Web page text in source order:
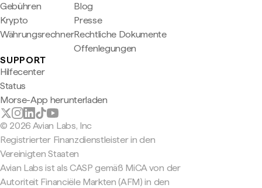
Gebühren
Krypto
Währungsrechner
Blog
Presse
Rechtliche Dokumente
Offenlegungen
SUPPORT
Hilfecenter
Status
Morse-App herunterladen
© 2026 Avian Labs, Inc
Registrierter Finanzdienstleister in den
Vereinigten Staaten
Avian Labs ist als CASP gemäß MiCA von der
Autoriteit Financiële Markten (AFM) in den